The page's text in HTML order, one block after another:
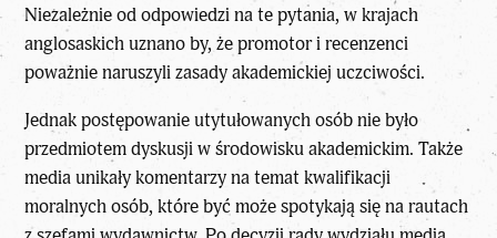
Niezależnie od odpowiedzi na te pytania, w krajach
anglosaskich uznano by, że promotor i recenzenci
poważnie naruszyli zasady akademickiej uczciwości.
Jednak postępowanie utytułowanych osób nie było
przedmiotem dyskusji w środowisku akademickim. Także
media unikały komentarzy na temat kwalifikacji
moralnych osób, które być może spotykają się na rautach